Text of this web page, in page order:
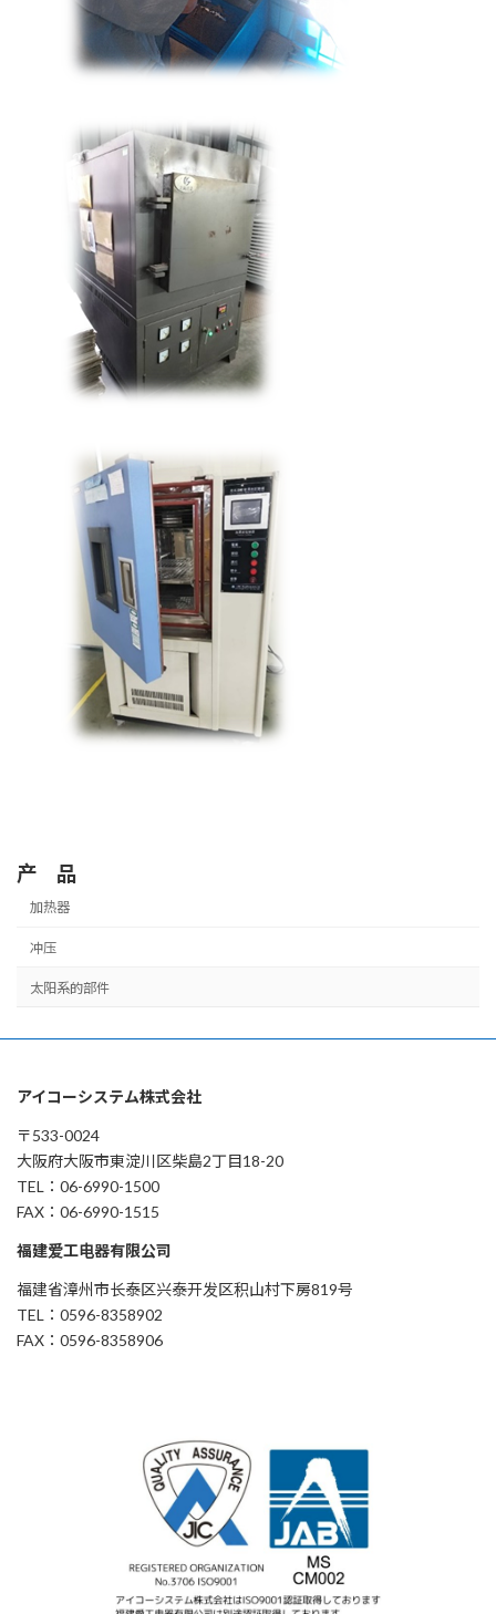
产 品
加热器
冲压
太阳系的部件
アイコーシステム株式会社
〒533-0024
大阪府大阪市東淀川区柴島2丁目18-20
TEL：06-6990-1500
FAX：06-6990-1515
福建爱工电器有限公司
福建省漳州市长泰区兴泰开发区积山村下房819号
TEL：0596-8358902
FAX：0596-8358906